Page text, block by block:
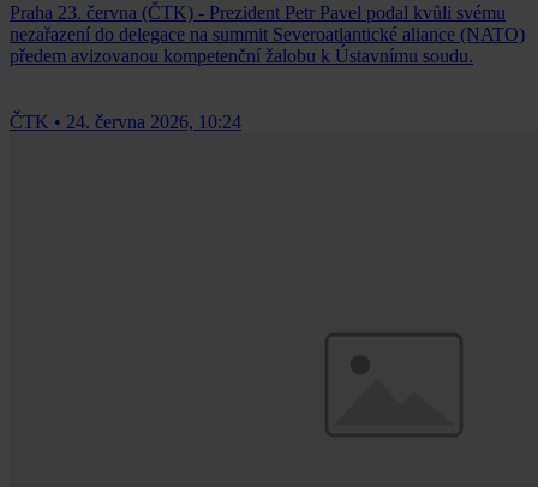
Praha 23. června (ČTK) - Prezident Petr Pavel podal kvůli svému
nezařazení do delegace na summit Severoatlantické aliance (NATO)
předem avizovanou kompetenční žalobu k Ústavnímu soudu.
ČTK • 24. června 2026, 10:24